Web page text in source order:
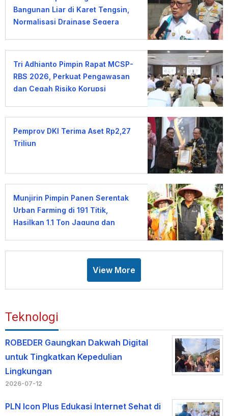
Bangunan Liar di Karet Tengsin,
Normalisasi Drainase Segera
Tri Adhianto Pimpin Rapat MCSP-
RBS 2026, Perkuat Pengawasan
dan Cegah Risiko Korupsi
Pemprov DKI Terima Aset Rp2,27
Triliun
Munjirin Pimpin Panen Serentak
Urban Farming di 191 Titik,
Hasilkan 1,1 Ton Jagung dan
View More
Teknologi
ROBEDER Gaungkan Dakwah Digital
untuk Tingkatkan Kepedulian
Lingkungan
2026-07-12
PLN Icon Plus Edukasi Internet Sehat di